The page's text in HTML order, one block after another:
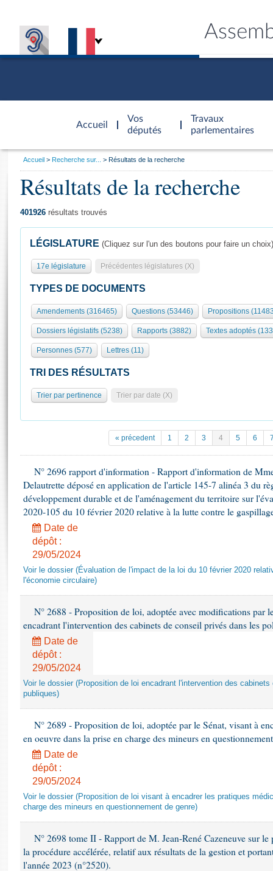
Accueil
d'accueil
Vos
députés
Travaux
parlementaires
Présidence
577 députés
Groupes politiques
Élections législatives
Séance publique
Commissions et autres organes
Europe et International
Contrôle et évaluation
Congrès
Pétitions
Documents parlementaires
Propositions de loi
Amendements
Textes adoptés
Rapports d'information
Rapports d'enquête
Rapports sur l'application des lois
Dossiers législatifs
Budget et sécurité sociale
Questions écrites et orales
Comptes rendus des débats
Général
Rôle et pouvoirs de l'Assemblée
Organisation de l'Assemblée
Présidence Conférence des Présidents Bureau Collège des
Statistiques et chiffres clés
Transparence et déontologie
Histoire
Juniors
Anciennes législatures
Liens vers les sites publics
Visiter l'Assemblée
Visite virtuelle du palais Bourbon
Assister à une séance
Accès des chercheurs à l’Assemblée
Les évènements
Photos libres de droit
Vous
Accueil Recherche sur... Résultats de la recherche
Résultats de la recherche
401926 résultats trouvés
LÉGISLATURE (Cliquez sur l'un des boutons pour faire un choix)
17e législature Précédentes législatures (X)
TYPES DE DOCUMENTS
Amendements (316465) Questions (53446) Propositions
Dossiers législatifs (5238) Rapports (3882) Textes adoptés
Personnes (577) Lettres (11)
TRI DES RÉSULTATS
Trier par pertinence Trier par date (X)
« précedent 1 2 3 4 5 6
N° 2696 rapport d'information - Rapport d'information de
Delautrette déposé en application de l'article 145-7 alinéa 3 du
développement durable et de l'aménagement du territoire sur
2020-105 du 10 février 2020 relative à la lutte contre le
Date de
dépôt :
29/05/2024
Voir le dossier (Évaluation de l'impact de la loi du 10 février 2020
l'économie circulaire)
N° 2688 - Proposition de loi, adoptée avec modifications par
encadrant l'intervention des cabinets de conseil privés dans les
Date de
dépôt :
29/05/2024
Voir le dossier (Proposition de loi encadrant l'intervention des
publiques)
N° 2689 - Proposition de loi, adoptée par le Sénat, visant à
en oeuvre dans la prise en charge des mineurs en
Date de
dépôt :
29/05/2024
Voir le dossier (Proposition de loi visant à encadrer les pratiques
charge des mineurs en questionnement de genre)
N° 2698 tome II - Rapport de M. Jean-René Cazeneuve sur
la procédure accélérée, relatif aux résultats de la gestion et
l'année 2023 (n°2520).